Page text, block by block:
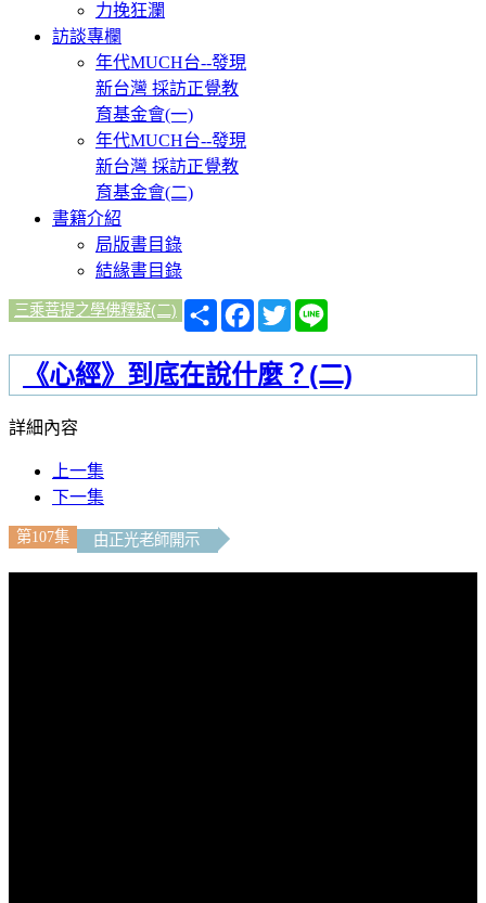
力挽狂瀾
訪談專欄
年代MUCH台--發現
新台灣 採訪正覺教
育基金會(一)
年代MUCH台--發現
新台灣 採訪正覺教
育基金會(二)
書籍介紹
局版書目錄
結緣書目錄
三乘菩提之學佛釋疑(二)
分
享
Facebook
Twitter
《心經》到底在說什麼？(二)
詳細內容
上一集
下一集
第107集 由正光老師開示